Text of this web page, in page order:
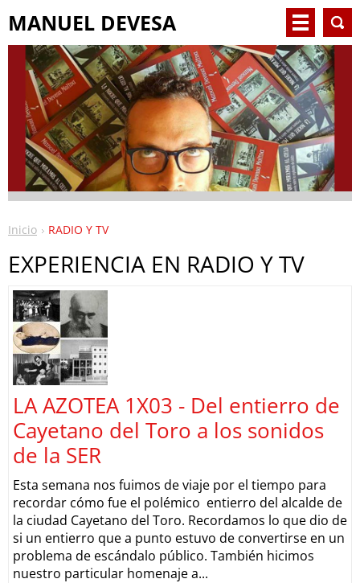
MANUEL DEVESA
Inicio RADIO Y TV
EXPERIENCIA EN RADIO Y TV
LA AZOTEA 1X03 - Del entierro de
Cayetano del Toro a los sonidos
de la SER
Esta semana nos fuimos de viaje por el tiempo para
recordar cómo fue el polémico entierro del alcalde de
la ciudad Cayetano del Toro. Recordamos lo que dio de
si un entierro que a punto estuvo de convertirse en un
problema de escándalo público. También hicimos
nuestro particular homenaje a...